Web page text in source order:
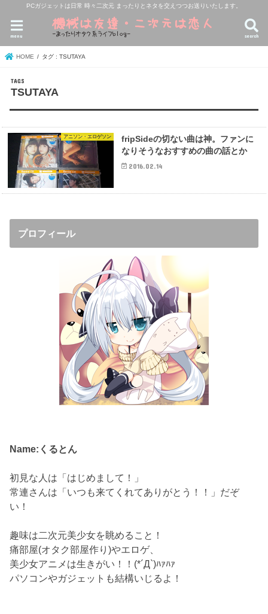
PCガジェットは日常 時々二次元 まったりとネタを交えつつお送りいたします。
search
menu
HOME タグ : TSUTAYA
TSUTAYA
アニソン・エロゲソン
fripSideの切ない曲は神。ファンに
なりそうなおすすめの曲の話とか
2016.02.14
プロフィール
Name:くるとん
初見な人は「はじめまして！」
常連さんは「いつも来てくれてありがとう！！」だぞ
い！
趣味は二次元美少女を眺めること！
痛部屋(オタク部屋作り)やエロゲ、
美少女アニメは生きがい！！(*´Д`)ﾊｧﾊｧ
パソコンやガジェットも結構いじるよ！